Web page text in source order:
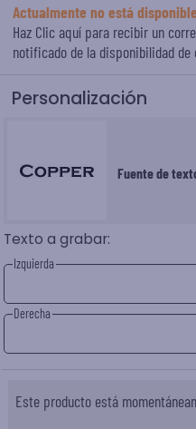
Actualmente no está disponible
Haz Clic aquí para recibir un
notificado de la disponibilidad
Personalización
Fuente de
Texto a grabar:
Izquierda
Derecha
Este producto está